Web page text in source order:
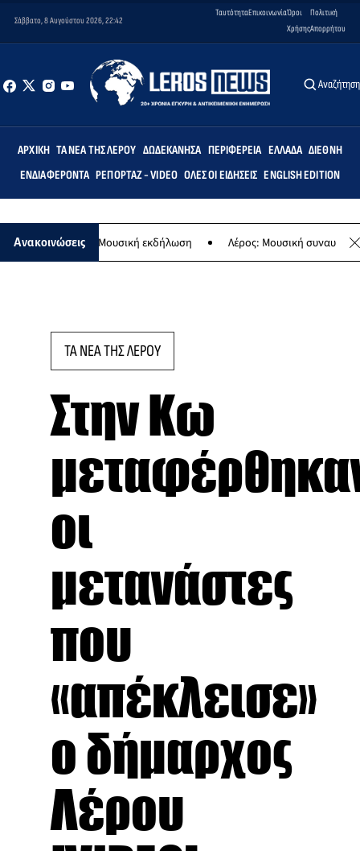
Σάββατο, 8 Αυγούστου 2026, 22:42
ΤαυτότηταΕπικοινωνίαΌροι
Χρήσης
Πολιτική
Απορρήτου
Αναζήτηση
ΑΡΧΙΚΉ ΤΑ ΝΈΑ ΤΗΣ ΛΈΡΟΥ ΔΩΔΕΚΆΝΗΣΑ ΠΕΡΙΦΈΡΕΙΑ ΕΛΛΆΔΑ ΔΙΕΘΝΉ
ΕΝΔΙΑΦΈΡΟΝΤΑ ΡΕΠΟΡΤΆΖ - VIDEO ΌΛΕΣ ΟΙ ΕΙΔΉΣΕΙΣ ENGLISH EDITION
Ανακοινώσεις
Παναγίας - Μουσική εκδήλωση Λέρος: Μουσική συναυλία των
ΤΑ ΝΕΑ ΤΗΣ ΛΕΡΟΥ
Στην Κω
οι
μετανάστες
που
«απέκλεισε»
ο δήμαρχος
Λέρου